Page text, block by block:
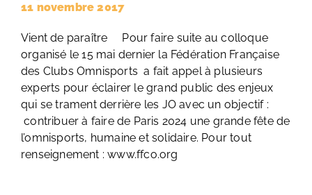
11 novembre 2017
Vient de paraître Pour faire suite au colloque
organisé le 15 mai dernier la Fédération Française
des Clubs Omnisports a fait appel à plusieurs
experts pour éclairer le grand public des enjeux
qui se trament derrière les JO avec un objectif :
contribuer à faire de Paris 2024 une grande fête de
l’omnisports, humaine et solidaire. Pour tout
renseignement : www.ffco.org